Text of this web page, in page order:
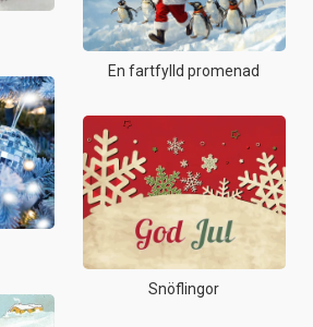
En fartfylld promenad
Snöflingor